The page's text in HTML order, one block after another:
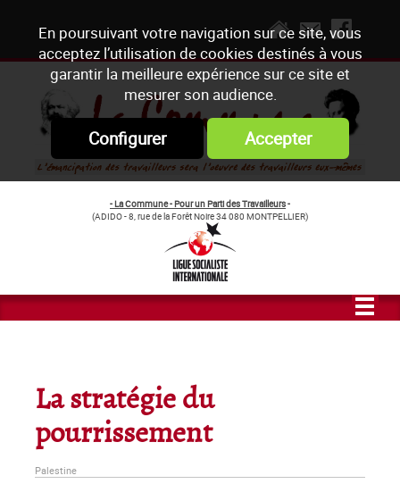
En poursuivant votre navigation sur ce site, vous
acceptez l’utilisation de cookies destinés à vous
garantir la meilleure expérience sur ce site et
mesurer son audience.
Configurer Accepter
- La Commune - Pour un Parti des Travailleurs-
(ADIDO - 8, rue de la Forêt Noire 34 080 MONTPELLIER)
La stratégie du
pourrissement
Palestine